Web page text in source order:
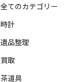
全てのカテゴリー
時計
遺品整理
買取
茶道具